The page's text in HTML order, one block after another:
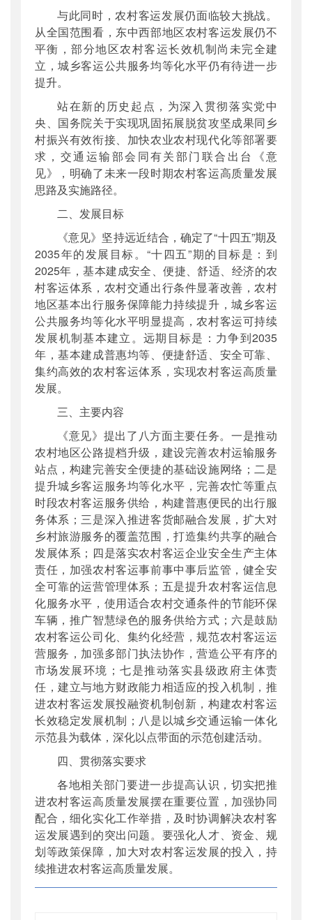
与此同时，农村客运发展仍面临较大挑战。
从全国范围看，东中西部地区农村客运发展仍不
平衡，部分地区农村客运长效机制尚未完全建
立，城乡客运公共服务均等化水平仍有待进一步
提升。
站在新的历史起点，为深入贯彻落实党中
央、国务院关于实现巩固拓展脱贫攻坚成果同乡
村振兴有效衔接、加快农业农村现代化等部署要
求，交通运输部会同有关部门联合出台《意
见》，明确了未来一段时期农村客运高质量发展
思路及实施路径。
二、发展目标
《意见》坚持远近结合，确定了“十四五”期及
2035年的发展目标。“十四五”期的目标是：到
2025年，基本建成安全、便捷、舒适、经济的农
村客运体系，农村交通出行条件显著改善，农村
地区基本出行服务保障能力持续提升，城乡客运
公共服务均等化水平明显提高，农村客运可持续
发展机制基本建立。远期目标是：力争到2035
年，基本建成普惠均等、便捷舒适、安全可靠、
集约高效的农村客运体系，实现农村客运高质量
发展。
三、主要内容
《意见》提出了八方面主要任务。一是推动
农村地区公路提档升级，建设完善农村运输服务
站点，构建完善安全便捷的基础设施网络；二是
提升城乡客运服务均等化水平，完善农忙等重点
时段农村客运服务供给，构建普惠便民的出行服
务体系；三是深入推进客货邮融合发展，扩大对
乡村旅游服务的覆盖范围，打造集约共享的融合
发展体系；四是落实农村客运企业安全生产主体
责任，加强农村客运事前事中事后监管，健全安
全可靠的运营管理体系；五是提升农村客运信息
化服务水平，使用适合农村交通条件的节能环保
车辆，推广智慧绿色的服务供给方式；六是鼓励
农村客运公司化、集约化经营，规范农村客运运
营服务，加强多部门执法协作，营造公平有序的
市场发展环境；七是推动落实县级政府主体责
任，建立与地方财政能力相适应的投入机制，推
进农村客运发展投融资机制创新，构建农村客运
长效稳定发展机制；八是以城乡交通运输一体化
示范县为载体，深化以点带面的示范创建活动。
四、贯彻落实要求
各地相关部门要进一步提高认识，切实把推
进农村客运高质量发展摆在重要位置，加强协同
配合，细化实化工作举措，及时协调解决农村客
运发展遇到的突出问题。要强化人才、资金、规
划等政策保障，加大对农村客运发展的投入，持
续推进农村客运高质量发展。